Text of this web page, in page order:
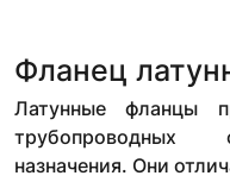
Фланец
Латунные фланцы
трубопроводных
назначения. Они